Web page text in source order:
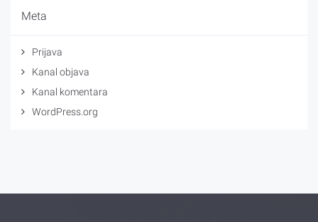
Meta
Prijava
Kanal objava
Kanal komentara
WordPress.org